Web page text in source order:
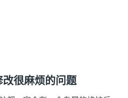
致商机损伤严重，这完全是因
导致。 在新一代的网路行销
很麻烦的问题